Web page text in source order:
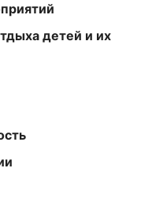
детей и их